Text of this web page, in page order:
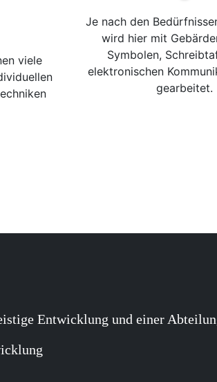
viele
Je nach den
wird hier mit
Symbolen,
elektronischen
gearbeitet.
Entwicklung und einer